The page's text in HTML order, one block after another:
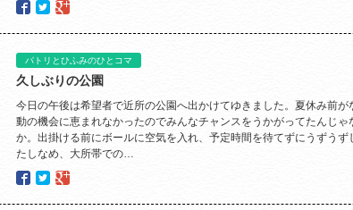
パトリとひふみのひとコマ
久しぶりの公園
今日の午後は希望者で近所の公園へ出かけてゆきました。夏休み前が
動の機会に恵まれなかったのでみんなチャンスをうかがってたんじゃ
か。出掛ける前にボールに空気を入れ、予定時間を待てずにうずうず
たしなめ、大所帯での…